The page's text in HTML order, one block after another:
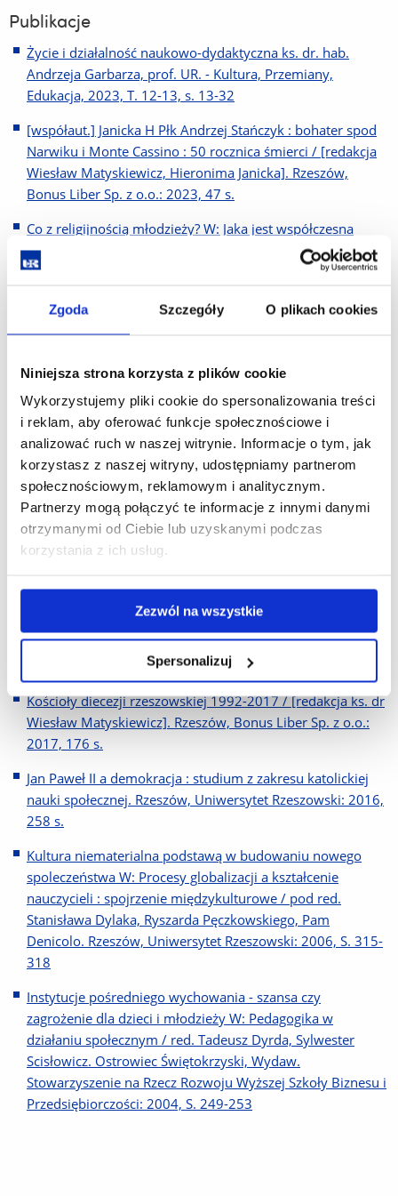
Zgoda Szczegóły O plikach cookies
Niniejsza strona korzysta z plików cookie
Wykorzystujemy pliki cookie do spersonalizowania treści
i reklam, aby oferować funkcje społecznościowe i
analizować ruch w naszej witrynie. Informacje o tym, jak
korzystasz z naszej witryny, udostępniamy partnerom
społecznościowym, reklamowym i analitycznym.
Partnerzy mogą połączyć te informacje z innymi danymi
otrzymanymi od Ciebie lub uzyskanymi podczas
korzystania z ich usług.
Zezwól na wszystkie
Spersonalizuj
Publikacje
Życie i działalność naukowo-dydaktyczna ks. dr. hab.
Andrzeja Garbarza, prof. UR. - Kultura, Przemiany,
Edukacja, 2023, T. 12-13, s. 13-32
[współaut.] Janicka H Płk Andrzej Stańczyk : bohater spod
Narwiku i Monte Cassino : 50 rocznica śmierci / [redakcja
Wiesław Matyskiewicz, Hieronima Janicka]. Rzeszów,
Bonus Liber Sp. z o.o.: 2023, 47 s.
Co z religijnością młodzieży? W: Jaka jest współczesna
młodzież? / redaktor Piotr T. Nowakowski. Warszawa,
Instytut Badań Edukacyjnych: 2023, S. 145-158
Ksiądz Władysław Piwowarski : wybitny socjolog i znawca
Samobójstwo w refleksji etyczno-społecznej W:
Bezpieczeństwo młodzieży szkolnej w aspekcie zachowań
suicydalnych : wychowanie, edukacja profilaktyka /
redakcja naukowa Grzegorz Ostasz, Eugeniusz Moczuk,
Józef Jedynak. Rzeszów, Politechnika Rzeszowska im.
Ignacego Łukasiewicza: 2018, S. 319-332
Apostoł ubogich. Zarys historyczno-społeczny działalności
św. Brata Alberta na tle epoki. - Resovia Sacra, 2017, R. 24,
[współaut.] Garbarz A, Urbańska M Etyka - rodzina -
społeczeństwo. T. 2 / red. nauk. Andrzej Garbarz, Wiesław
Matyskiewicz, Magda Urbańska. Rzeszów, Uniwersytet
Rzeszowski: 2017, 334 s.
Kościoły diecezji rzeszowskiej 1992-2017 / [redakcja ks. dr
Wiesław Matyskiewicz]. Rzeszów, Bonus Liber Sp. z o.o.:
2017, 176 s.
Jan Paweł II a demokracja : studium z zakresu katolickiej
nauki społecznej. Rzeszów, Uniwersytet Rzeszowski: 2016,
258 s.
Kultura niematerialna podstawą w budowaniu nowego
spoleczeństwa W: Procesy globalizacji a kształcenie
nauczycieli : spojrzenie międzykulturowe / pod red.
Stanisława Dylaka, Ryszarda Pęczkowskiego, Pam
Denicolo. Rzeszów, Uniwersytet Rzeszowski: 2006, S. 315-
318
Instytucje pośredniego wychowania - szansa czy
zagrożenie dla dzieci i młodzieży W: Pedagogika w
działaniu społecznym / red. Tadeusz Dyrda, Sylwester
Scisłowicz. Ostrowiec Świętokrzyski, Wydaw.
Stowarzyszenie na Rzecz Rozwoju Wyższej Szkoły Biznesu i
Przedsiębiorczości: 2004, S. 249-253